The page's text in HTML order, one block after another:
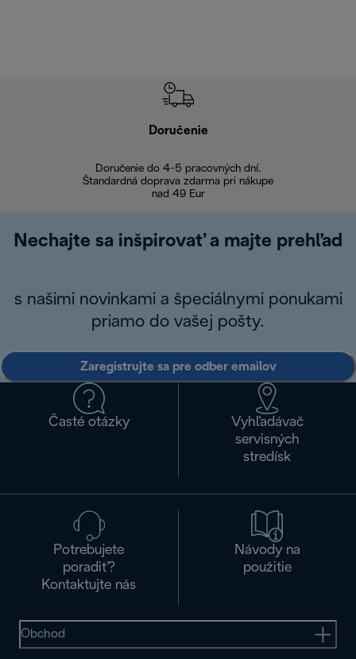
Doručenie
Doručenie do 4-5 pracovných dní.
Štandardná doprava zdarma pri nákupe
nad 49 Eur
Nechajte sa inšpirovať a majte prehľad
s našimi novinkami a špeciálnymi ponukami
priamo do vašej pošty.
Zaregistrujte sa pre odber emailov
Časté otázky
Vyhľadávač
servisných
stredísk
Potrebujete
poradiť?
Kontaktujte nás
Návody na
použitie
Obchod